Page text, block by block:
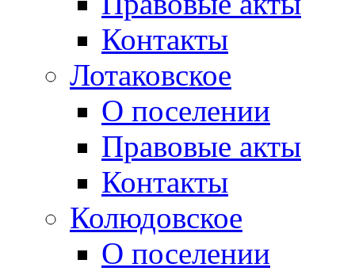
Контакты
Лотаковское
О поселении
Правовые акты
Контакты
Колюдовское
О поселении